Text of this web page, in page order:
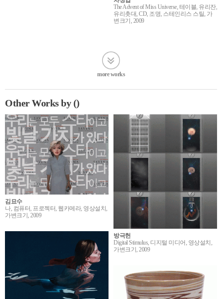
The Advent of Miss Universe, 테이블, 유리잔,
유리촛대, CD, 조명, 스테인리스 스틸, 가
변크기, 2009
more works
Other Works by ()
김묘수
나, 컴퓨터, 프로젝터, 웹카메라, 영상설치,
가변크기, 2009
방극헌
Digital Stimulus, 디지털 미디어, 영상설치,
가변크기, 2009